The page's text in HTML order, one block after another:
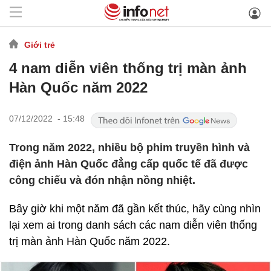
Giới trẻ
4 nam diễn viên thống trị màn ảnh
Hàn Quốc năm 2022
07/12/2022 - 15:48
Trong năm 2022, nhiều bộ phim truyền hình và
điện ảnh Hàn Quốc đẳng cấp quốc tế đã được
công chiếu và đón nhận nồng nhiệt.
Bây giờ khi một năm đã gần kết thúc, hãy cùng nhìn
lại xem ai trong danh sách các nam diễn viên thống
trị màn ảnh Hàn Quốc năm 2022.